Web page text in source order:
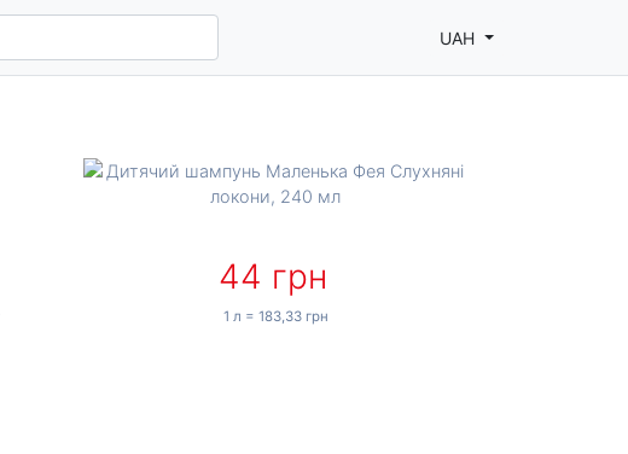
UAH
44 грн
1 л = 183,33 грн